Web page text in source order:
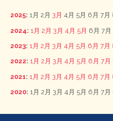
2025: 1月 2月 3月 4月 5月 6月 7月
2024: 1月 2月 3月 4月 5月 6月 7月
2023: 1月 2月 3月 4月 5月 6月 7月
2022: 1月 2月 3月 4月 5月 6月 7月
2021: 1月 2月 3月 4月 5月 6月 7月
2020: 1月 2月 3月 4月 5月 6月 7月